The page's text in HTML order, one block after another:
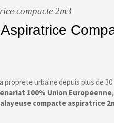
compacte 2m3
proprete urbaine depuis plus de 30
100% Union Europeenne
compacte aspiratrice